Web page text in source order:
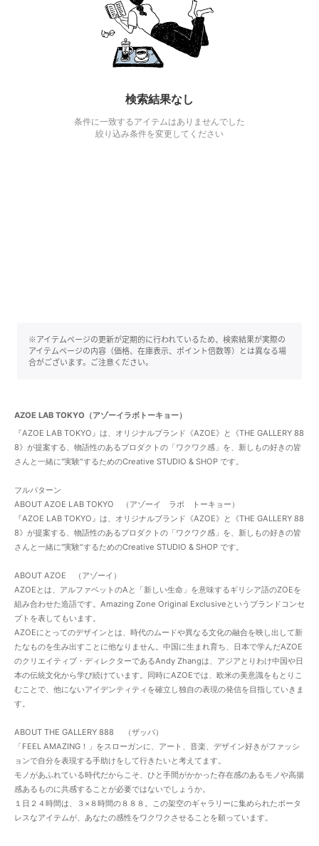
検索結果なし
条件に一致するアイテムはありませんでした
絞り込み条件を変更してください
※アイテムページの更新が定期的に行われているため、検索結果が実際の
アイテムページの内容（価格、在庫表示、ポイント倍数等）とは異なる場
合がございます。ご注意ください。
AZOE LAB TOKYO（アゾーイラボトーキョー）
『AZOE LAB TOKYO』は、オリジナルブランド《AZOE》と《THE GALLERY 88
8》が提案する、物語性のあるプロダクトの「ワクワク感」を、新しもの好きの皆
さんと一緒に''実験"するためのCreative STUDIO & SHOP です。
フルバターン
ABOUT AZOE LAB TOKYO （アゾーイ ラボ トーキョー）
『AZOE LAB TOKYO』は、オリジナルブランド《AZOE》と《THE GALLERY 88
8》が提案する、物語性のあるプロダクトの「ワクワク感」を、新しもの好きの皆
さんと一緒に''実験"するためのCreative STUDIO & SHOP です。
ABOUT AZOE （アゾーイ）
AZOEとは、アルファベットのAと「新しい生命」を意味するギリシア語のZOEを
組み合わせた造語です。Amazing Zone Original Exclusiveというブランドコンセ
プトを表してもいます。
AZOEにとってのデザインとは、時代のムードや異なる文化の融合を映し出して新
たなものを生み出すことに他なりません。中国に生まれ育ち、日本で学んだAZOE
のクリエイティブ・ディレクターであるAndy Zhangは、アジアとりわけ中国や日
本の伝統文化から学び続けています。同時にAZOEでは、欧米の美意識をもとりこ
むことで、他にないアイデンティティを確立し独自の表現の発信を目指していきま
す。
ABOUT THE GALLERY 888 （ザッパ）
「FEEL AMAZING！」をスローガンに、アート、音楽、デザイン好きがファッシ
ョンで自分を表現する手助けをして行きたいと考えてます。
モノがあふれている時代だからこそ、ひと手間がかかった存在感のあるモノや高揚
感あるものに共感することが必要ではないでしょうか。
１日２４時間は、３×８時間の８８８。この架空のギャラリーに集められたボータ
レスなアイテムが、あなたの感性をワクワクさせることを願っています。